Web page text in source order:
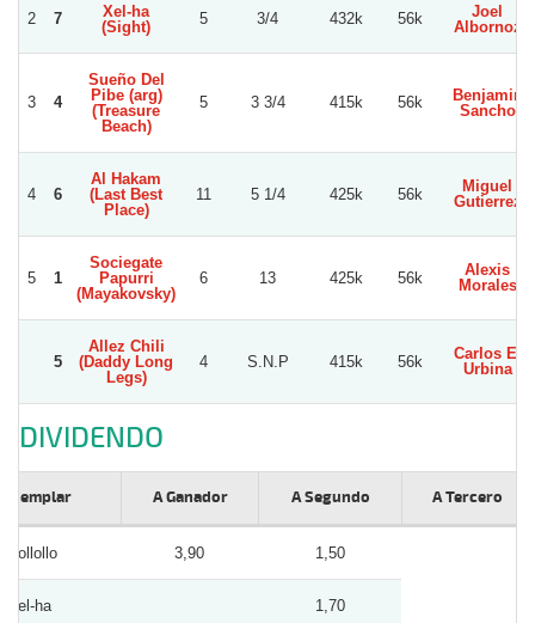
2 7
Xel-ha
(Sight)
5 3/4 432k 56k
Joel
Albornoz
3 4
Sueño Del
Pibe (arg)
(Treasure
Beach)
5 3 3/4 415k 56k
Benjamin
Sancho
4 6
Al Hakam
(Last Best
Place)
11 5 1/4 425k 56k
Miguel
Gutierrez
5 1
Sociegate
Papurri
(Mayakovsky)
6 13 425k 56k
Alexis
Morales
5
Allez Chili
(Daddy Long
Legs)
4 S.N.P 415k 56k
Carlos E.
Urbina
DIVIDENDO
Ejemplar A Ganador A Segundo A Tercero
Pollollo 3,90 1,50
Xel-ha 1,70